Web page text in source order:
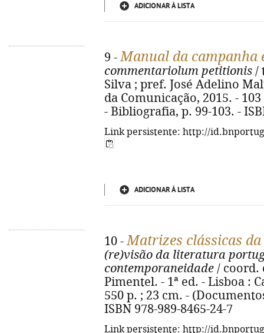
ADICIONAR À LISTA
9 -Manual da campanha
commentariolum petitionis /
Silva ; pref. José Adelino
da Comunicação, 2015. -
- Bibliografia, p. 99-103. -
Link persistente: http://
ADICIONAR À LISTA
10 -Matrizes clássicas
(re)visão da literatura
contemporaneidade / coord.
Pimentel. - 1ª ed. - Lisboa :
550 p. ; 23 cm. -
ISBN 978-989-8465-24-7
Link persistente: http://